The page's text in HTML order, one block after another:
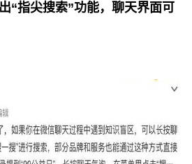
“指尖搜索”功能，聊天界面可